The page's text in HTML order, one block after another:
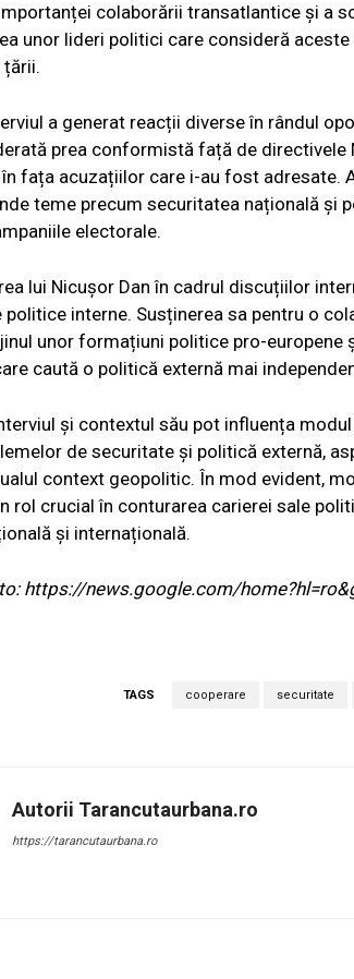
colaborării transatlantice și a
unor lideri politici care consideră
țării.
a generat reacții diverse în rândul
prea conformistă față de directivele
fața acuzațiilor care i-au fost adresate.
teme precum securitatea națională și
electorale.
lui Nicușor Dan în cadrul discuțiilor
interne. Susținerea sa pentru o
unor formațiuni politice pro-europene
caută o politică externă mai
și contextul său pot influența
de securitate și politică externă,
context geopolitic. În mod evident,
rol crucial în conturarea carierei sale
și internațională.
https://news.google.com/
TAGS cooperare securitate
Autorii Tarancutaurbana.ro
https://tarancutaurbana.ro